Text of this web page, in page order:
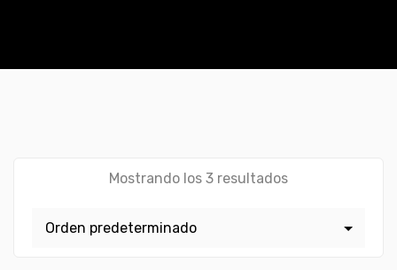
Mostrando los 3 resultados